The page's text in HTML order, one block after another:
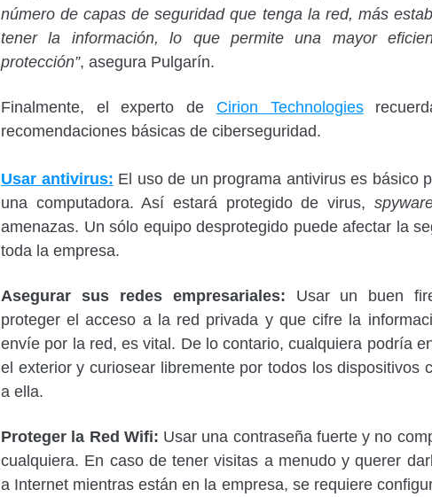
número de capas de seguridad que tenga la red, más
tener la información, lo que permite una mayor
protección”, asegura Pulgarín.
Finalmente, el experto de Cirion Technologies
recomendaciones básicas de ciberseguridad.
Usar antivirus: El uso de un programa antivirus es básico
una computadora. Así estará protegido de virus,
amenazas. Un sólo equipo desprotegido puede afectar la
toda la empresa.
Asegurar sus redes empresariales: Usar un buen
proteger el acceso a la red privada y que cifre la
envíe por la red, es vital. De lo contario, cualquiera podría
el exterior y curiosear libremente por todos los dispositivos
a ella.
Proteger la Red Wifi: Usar una contraseña fuerte y no
cualquiera. En caso de tener visitas a menudo y querer
a Internet mientras están en la empresa, se requiere